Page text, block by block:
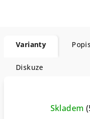
Varianty
Diskuze
Skladem